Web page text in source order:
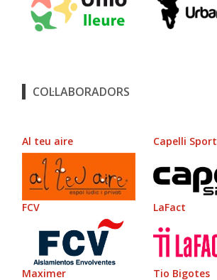
COL·LABORADORS
Al teu aire Capelli Sport
FCV LaFact
Maximer Tio Bigotes